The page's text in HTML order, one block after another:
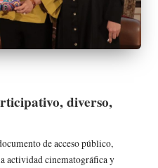
diverso,
de acceso público,
actividad cinematográfica y